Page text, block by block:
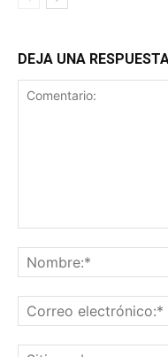
DEJA UNA